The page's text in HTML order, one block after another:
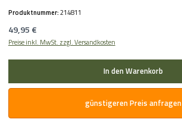
Produktnummer:214811
Regulärer Preis:
49,95 €
Preise inkl. MwSt. zzgl. Versandkosten
In den Warenkorb
günstigeren Preis anfragen